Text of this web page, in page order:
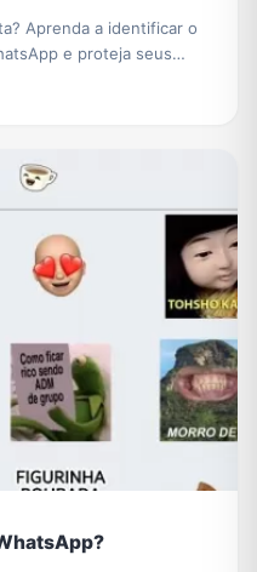
Aprenda a identificar o
e proteja seus
falsas.